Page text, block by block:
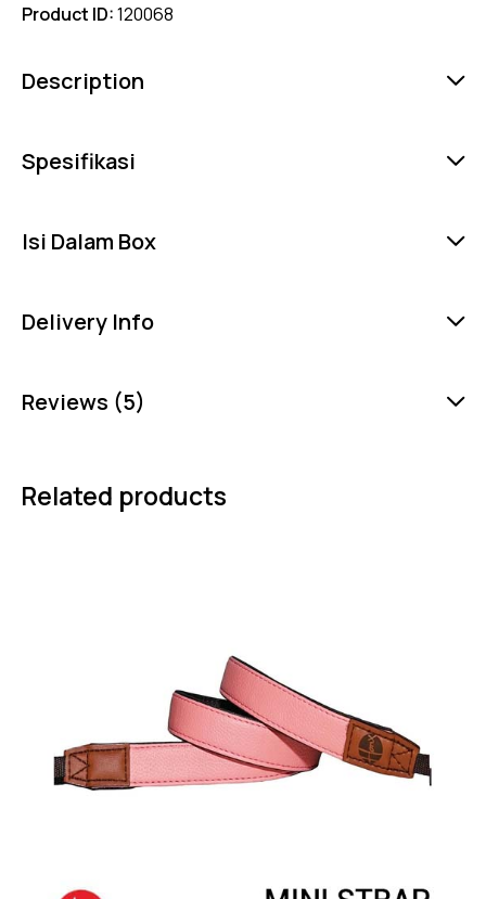
Product ID:120068
Description
Spesifikasi
Isi Dalam Box
Delivery Info
Reviews (5)
Related products